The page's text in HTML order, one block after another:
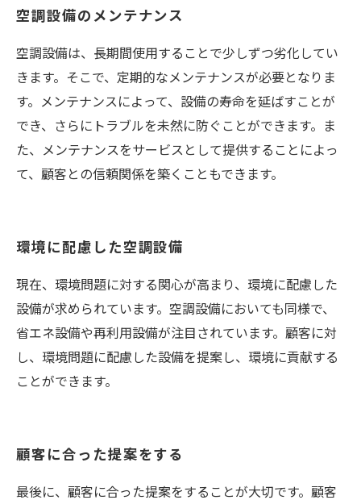
空調設備のメンテナンス
空調設備は、長期間使用することで少しずつ劣化してい
きます。そこで、定期的なメンテナンスが必要となりま
す。メンテナンスによって、設備の寿命を延ばすことが
でき、さらにトラブルを未然に防ぐことができます。ま
た、メンテナンスをサービスとして提供することによっ
て、顧客との信頼関係を築くこともできます。
環境に配慮した空調設備
現在、環境問題に対する関心が高まり、環境に配慮した
設備が求められています。空調設備においても同様で、
省エネ設備や再利用設備が注目されています。顧客に対
し、環境問題に配慮した設備を提案し、環境に貢献する
ことができます。
顧客に合った提案をする
最後に、顧客に合った提案をすることが大切です。顧客